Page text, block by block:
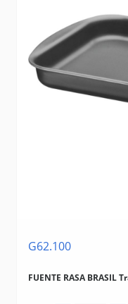
G62.100
FUENTE RASA BRASIL